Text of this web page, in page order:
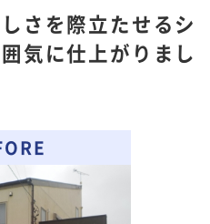
さを際立たせるシ
気に仕上がりまし